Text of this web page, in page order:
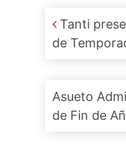
Post
Tanti
de
Asueto
de Fin de